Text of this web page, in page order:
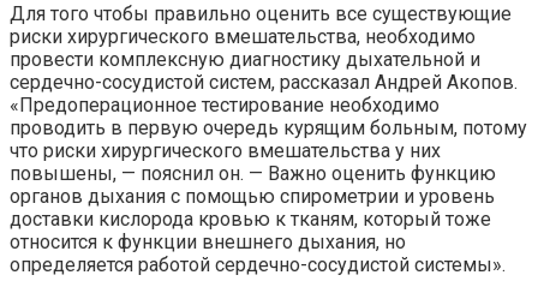
Для того чтобы правильно оценить все существующие
риски хирургического вмешательства, необходимо
провести комплексную диагностику дыхательной и
сердечно-сосудистой систем, рассказал Андрей Акопов.
«Предоперационное тестирование необходимо
проводить в первую очередь курящим больным, потому
что риски хирургического вмешательства у них
повышены, — пояснил он. — Важно оценить функцию
органов дыхания с помощью спирометрии и уровень
доставки кислорода кровью к тканям, который тоже
относится к функции внешнего дыхания, но
определяется работой сердечно-сосудистой системы».